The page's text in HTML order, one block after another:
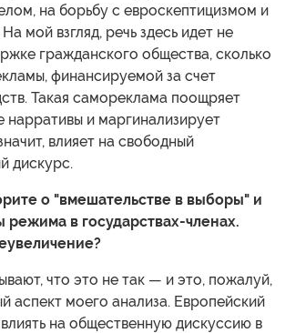
на борьбу с евроскептицизмом и
мой взгляд, речь здесь идет не
гражданского общества, сколько
финансируемой за счет
Такая самореклама поощряет
нарративы и маргинализирует
влияет на свободный
дискурс.
о "вмешательстве в выборы" и
режима в государствах-членах.
что это не так — и это, пожалуй,
аспект моего анализа. Европейский
на общественную дискуссию в